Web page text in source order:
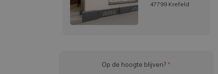
47799 Krefeld
Op de hoogte blijven? *